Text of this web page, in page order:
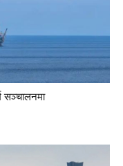
सञ्चालनमा